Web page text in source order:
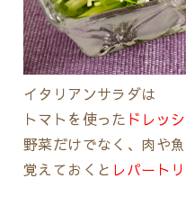
イタリアンサラダは
トマトを使った ドレッ
野菜だけでなく、肉や魚
覚えておくと レパート